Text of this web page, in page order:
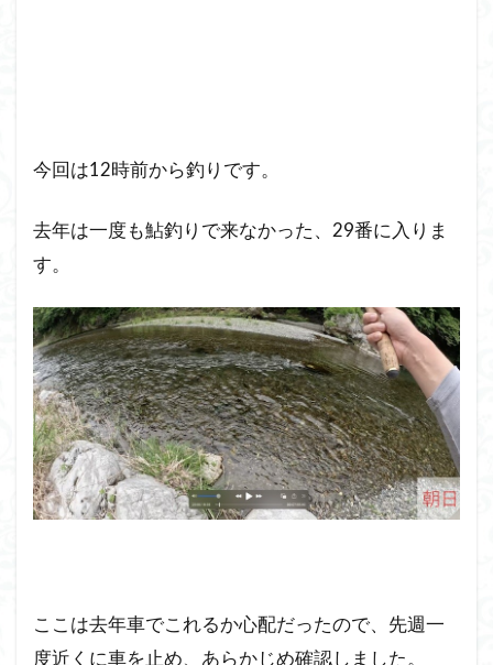
今回は12時前から釣りです。
去年は一度も鮎釣りで来なかった、29番に入りま
す。
ここは去年車でこれるか心配だったので、先週一
度近くに車を止め、あらかじめ確認しました。